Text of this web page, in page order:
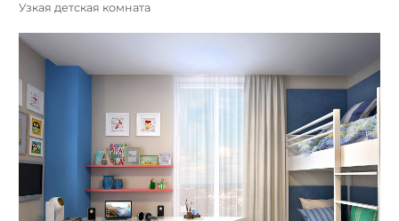
Узкая детская комната